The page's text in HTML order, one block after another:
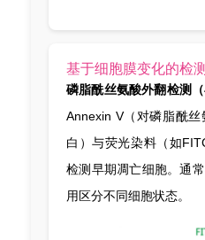
基于细胞膜变化的检测
磷脂酰丝氨酸外翻检测
Annexin V（对磷脂酰
白）与荧光染料（如
检测早期凋亡细胞。通
用区分不同细胞状态。